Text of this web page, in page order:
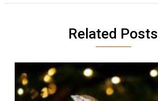
Related Posts